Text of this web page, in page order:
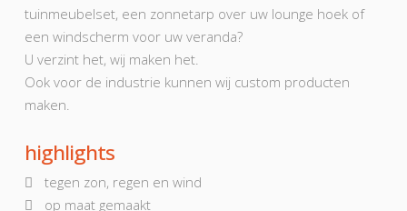
tuinmeubelset, een zonnetarp over uw lounge hoek of
een windscherm voor uw veranda?
U verzint het, wij maken het.
Ook voor de industrie kunnen wij custom producten
maken.
highlights
tegen zon, regen en wind
op maat gemaakt